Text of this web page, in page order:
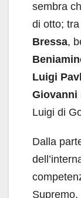
sembra
di otto;
Bressa,
Luigi
Giovanni
Luigi di
Dalla